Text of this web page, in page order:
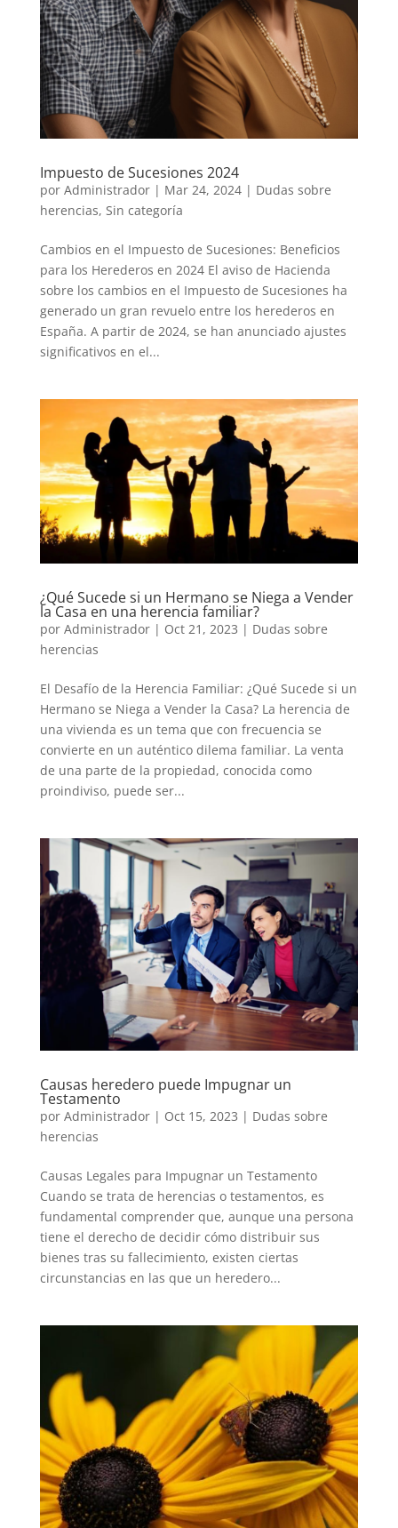
Impuesto de Sucesiones 2024
por Administrador| Mar 24, 2024| Dudas sobre
herencias, Sin categoría
Cambios en el Impuesto de Sucesiones: Beneficios
para los Herederos en 2024 El aviso de Hacienda
sobre los cambios en el Impuesto de Sucesiones ha
generado un gran revuelo entre los herederos en
España. A partir de 2024, se han anunciado ajustes
significativos en el...
¿Qué Sucede si un Hermano se Niega a Vender
la Casa en una herencia familiar?
por Administrador| Oct 21, 2023 | Dudas sobre
herencias
El Desafío de la Herencia Familiar: ¿Qué Sucede si un
Hermano se Niega a Vender la Casa? La herencia de
una vivienda es un tema que con frecuencia se
convierte en un auténtico dilema familiar. La venta
de una parte de la propiedad, conocida como
proindiviso, puede ser...
Causas heredero puede Impugnar un
Testamento
por Administrador| Oct 15, 2023 | Dudas sobre
herencias
Causas Legales para Impugnar un Testamento
Cuando se trata de herencias o testamentos, es
fundamental comprender que, aunque una persona
tiene el derecho de decidir cómo distribuir sus
bienes tras su fallecimiento, existen ciertas
circunstancias en las que un heredero...